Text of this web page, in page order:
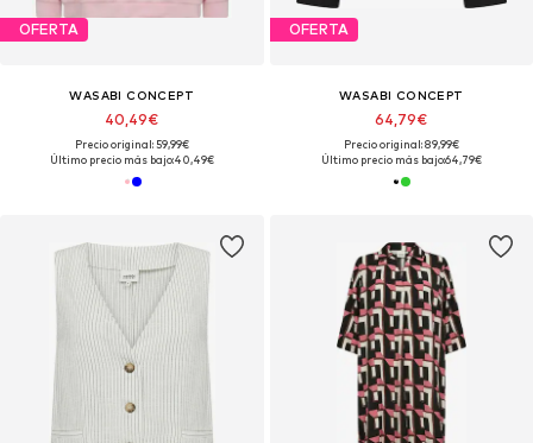
OFERTA
WASABI CONCEPT
40,49€
Precio original: 59,99€
Último precio más bajo:40,49€
OFERTA
WASABI CONCEPT
64,79€
Precio original: 89,99€
Último precio más bajo:64,79€